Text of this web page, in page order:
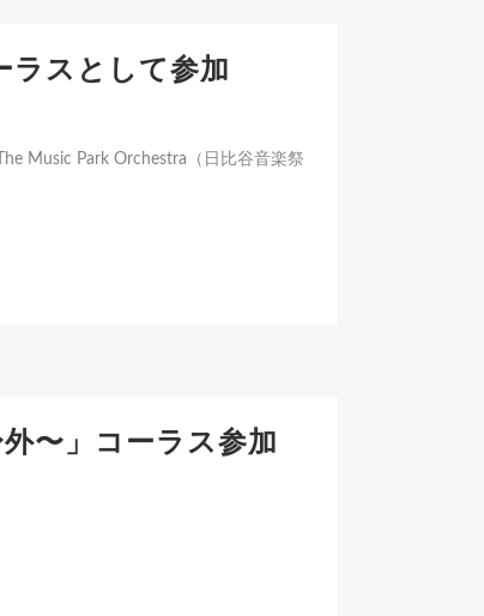
スとして参加
Music Park Orchestra（日比谷音楽祭
〜」コーラス参加